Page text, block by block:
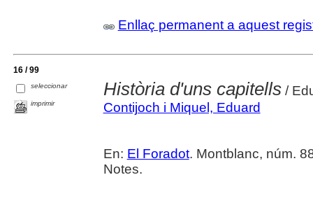
Enllaç permanent a aquest
16 / 99
seleccionar
imprimir
Història d'uns capitells/
Contijoch i Miquel, Eduard
En: El Foradot. Montblanc, núm.
Notes.